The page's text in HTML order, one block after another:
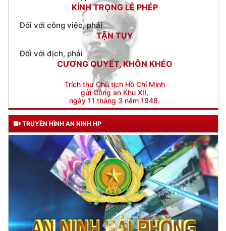
Đối với địch, phải
CƯƠNG QUYẾT, KHÔN KHÉO
Trích thư Chủ tịch Hồ Chí Minh
gửi Công an Khu XII,
ngày 11 tháng 3 năm 1948.
TRUYỀN HÌNH AN NINH HP